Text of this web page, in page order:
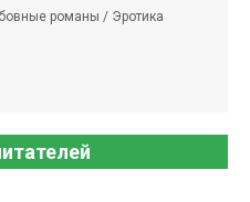
романы / Эротика